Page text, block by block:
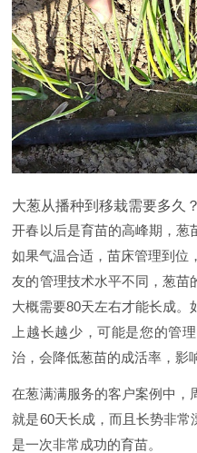
大葱从播种到移栽需要多久？
开春以后是育苗的高峰期，葱
如果气温合适，苗床管理到位
友的管理技术水平不同，葱苗
大概需要80天左右才能长成
上越长越少，可能是您的管
治，会降低葱苗的成活率，影
在葱满满服务的客户案例中，
就是60天长成，而且长势非
是一次非常成功的育苗。